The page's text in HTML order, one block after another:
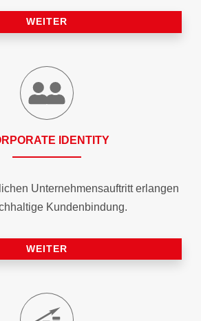
WEITER
IDENTITY
Unternehmensauftritt erlangen
Kundenbindung.
WEITER